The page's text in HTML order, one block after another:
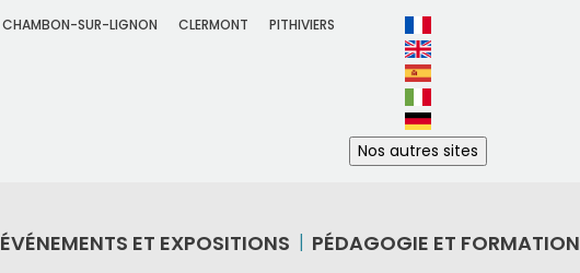
Nos autres sites
CHAMBON-SUR-LIGNON CLERMONT PITHIVIERS
ÉVÉNEMENTS ET EXPOSITIONS PÉDAGOGIE ET FORMATION